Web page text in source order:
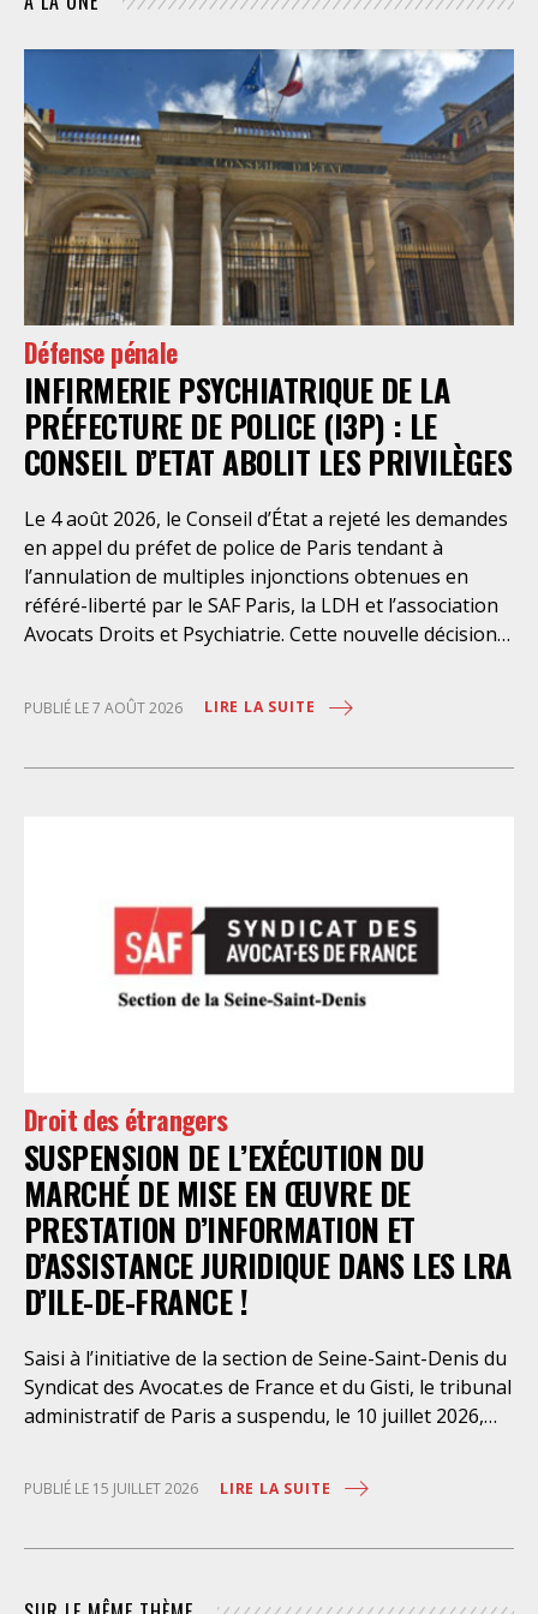
Défense pénale
INFIRMERIE PSYCHIATRIQUE DE LA
PRÉFECTURE DE POLICE (I3P) : LE
CONSEIL D’ETAT ABOLIT LES PRIVILÈGES
Le 4 août 2026, le Conseil d’État a rejeté les demandes
en appel du préfet de police de Paris tendant à
l’annulation de multiples injonctions obtenues en
référé-liberté par le SAF Paris, la LDH et l’association
Avocats Droits et Psychiatrie. Cette nouvelle décision
personnes retenues à l’infirmerie psychiatrique de la
préfecture de police de Paris. Près d’ici mais loin des
en évidence des violations graves des droits les plus
élémentaires. Saisi par le SAF Paris et la LDH, avec
l’intervention volontaire de l’association Avocats
Droits et Psychiatrie, le tribunal administratif de Paris
Paris en avait interjeté appel. Par ordonnance du 4
août dernier, le Conseil d’Etat a aboli les privilèges
dont l’infirmerie psychiatrique de la préfecture de
police a depuis trop longtemps
PUBLIÉ LE 7 AOÛT 2026 LIRE LA SUITE
Droit des étrangers
SUSPENSION DE L’EXÉCUTION DU
MARCHÉ DE MISE EN ŒUVRE DE
PRESTATION D’INFORMATION ET
D’ASSISTANCE JURIDIQUE DANS LES LRA
D’ILE-DE-FRANCE !
Saisi à l’initiative de la section de Seine-Saint-Denis du
Syndicat des Avocat.es de France et du Gisti, le tribunal
administratif de Paris a suspendu, le 10 juillet 2026,
œuvre de prestations d’information et d’assistance
juridique des étrangers maintenus dans les locaux de
PUBLIÉ LE 15 JUILLET 2026 LIRE LA SUITE